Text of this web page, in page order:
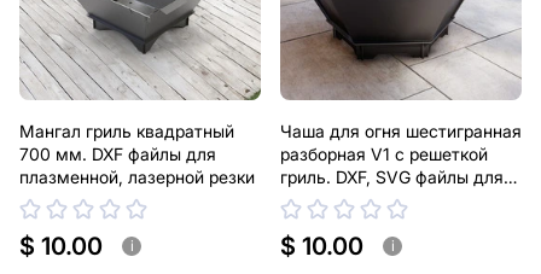
Мангал гриль квадратный
700 мм. DXF файлы для
плазменной, лазерной резки
$ 10.00 i
Чаша для огня шестигранная
разборная V1 с решеткой
гриль. DXF, SVG файлы для
плазменной, лазерной резки
$ 10.00 i